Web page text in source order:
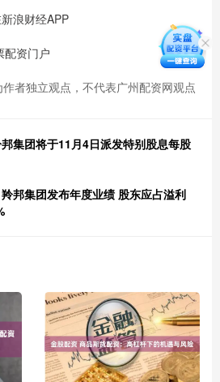
浪财经APP
配资门户
者独立观点，不代表广州配资网观点
集团将于11月4日派发特别股息每股
邦集团发布年度业绩 股东应占溢利